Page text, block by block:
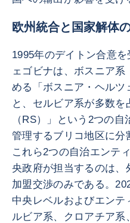
欧州統合と国家解体
1995年のデイトン合意
ェゴビナは、ボスニア系
める「ボスニア・ヘルツ
と、セルビア系が多数を
（RS）」という2つの
管理するブリコ地区に
これら2つの自治エンテ
央政府が担当するのは、
加盟交渉のみである。
中央レベルおよびエンテ
ルビア系、クロアチア